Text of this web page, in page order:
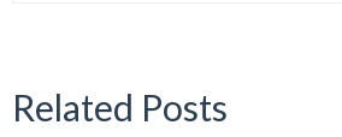
Related Posts